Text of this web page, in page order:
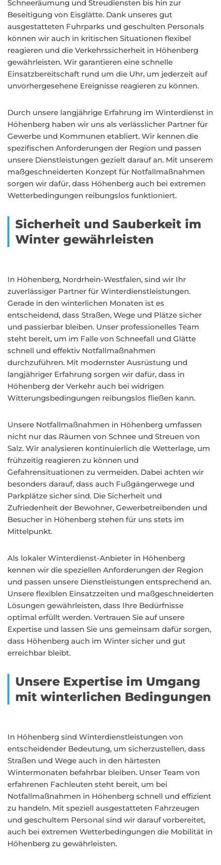
Schneeräumung und Streudiensten bis hin zur
Beseitigung von Eisglätte. Dank unseres gut
ausgestatteten Fuhrparks und geschulten Personals
können wir auch in kritischen Situationen flexibel
reagieren und die Verkehrssicherheit in Höhenberg
gewährleisten. Wir garantieren eine schnelle
Einsatzbereitschaft rund um die Uhr, um jederzeit auf
unvorhergesehene Ereignisse reagieren zu können.
Durch unsere langjährige Erfahrung im Winterdienst in
Höhenberg haben wir uns als verlässlicher Partner für
Gewerbe und Kommunen etabliert. Wir kennen die
spezifischen Anforderungen der Region und passen
unsere Dienstleistungen gezielt darauf an. Mit unserem
maßgeschneiderten Konzept für Notfallmaßnahmen
sorgen wir dafür, dass Höhenberg auch bei extremen
Wetterbedingungen reibungslos funktioniert.
Sicherheit und Sauberkeit im
Winter gewährleisten
In Höhenberg, Nordrhein-Westfalen, sind wir Ihr
zuverlässiger Partner für Winterdienstleistungen.
Gerade in den winterlichen Monaten ist es
entscheidend, dass Straßen, Wege und Plätze sicher
und passierbar bleiben. Unser professionelles Team
steht bereit, um im Falle von Schneefall und Glätte
schnell und effektiv Notfallmaßnahmen
durchzuführen. Mit modernster Ausrüstung und
langjähriger Erfahrung sorgen wir dafür, dass in
Höhenberg der Verkehr auch bei widrigen
Witterungsbedingungen reibungslos fließen kann.
Unsere Notfallmaßnahmen in Höhenberg umfassen
nicht nur das Räumen von Schnee und Streuen von
Salz. Wir analysieren kontinuierlich die Wetterlage, um
frühzeitig reagieren zu können und
Gefahrensituationen zu vermeiden. Dabei achten wir
besonders darauf, dass auch Fußgängerwege und
Parkplätze sicher sind. Die Sicherheit und
Zufriedenheit der Bewohner, Gewerbetreibenden und
Besucher in Höhenberg stehen für uns stets im
Mittelpunkt.
Als lokaler Winterdienst-Anbieter in Höhenberg
kennen wir die speziellen Anforderungen der Region
und passen unsere Dienstleistungen entsprechend an.
Unsere flexiblen Einsatzzeiten und maßgeschneiderten
Lösungen gewährleisten, dass Ihre Bedürfnisse
optimal erfüllt werden. Vertrauen Sie auf unsere
Expertise und lassen Sie uns gemeinsam dafür sorgen,
dass Höhenberg auch im Winter sicher und gut
erreichbar bleibt.
Unsere Expertise im Umgang
mit winterlichen Bedingungen
In Höhenberg sind Winterdienstleistungen von
entscheidender Bedeutung, um sicherzustellen, dass
Straßen und Wege auch in den härtesten
Wintermonaten befahrbar bleiben. Unser Team von
erfahrenen Fachleuten steht bereit, um bei
Notfallmaßnahmen in Höhenberg schnell und effizient
zu handeln. Mit speziell ausgestatteten Fahrzeugen
und geschultem Personal sind wir darauf vorbereitet,
auch bei extremen Wetterbedingungen die Mobilität in
Höhenberg zu gewährleisten.